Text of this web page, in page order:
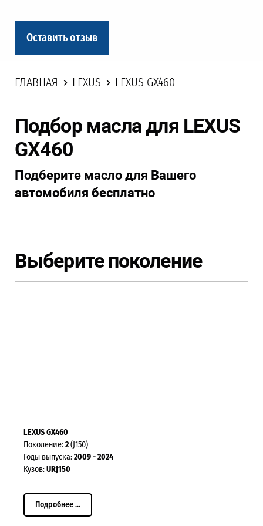
Оставить отзыв
ГЛАВНАЯ LEXUS LEXUS GX460
Подбор масла для LEXUS
GX460
Подберите масло для Вашего
автомобиля бесплатно
Выберите поколение
LEXUS GX460
Поколение:2(J150)
Годы выпуска:2009 - 2024
Кузов:URJ150
Подробнее ...